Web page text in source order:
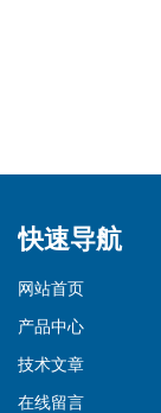
快速导航
网站首页
产品中心
技术文章
在线留言